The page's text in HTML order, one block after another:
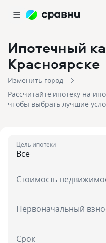
Ипотечный
Красноярске
Изменить город
Рассчитайте ипотеку на
чтобы выбрать лучшие
Цель ипотеки
Стоимость
Первоначальный
Срок